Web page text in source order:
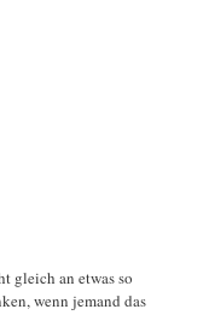
gleich an etwas so
wenn jemand das